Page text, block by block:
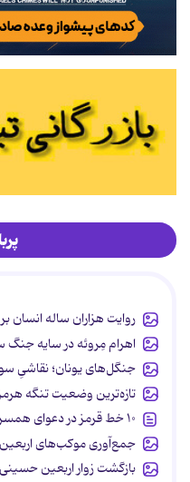
روایت هزاران ساله
اهرام مِروئه در سایه جنگ
جنگل‌های یونان؛ نقاشیِ
تازه‌ترین وضعیت تنگه
۱۰ خط قرمز در دعوای همسران
جمع‌آوری موکب‌های اربعین
بازگشت زوار اربعین حسینی